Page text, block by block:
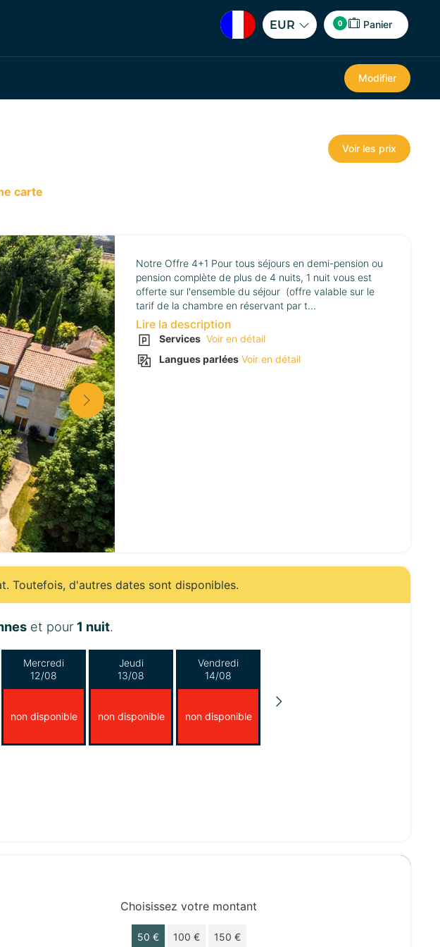
EUR 0 Panier
Modifier
carte
Voir les prix
Notre Offre 4+1 Pour tous séjours en demi-pension ou
pension complète de plus de 4 nuits, 1 nuit vous est
offerte sur l'ensemble du séjour (offre valable sur le
tarif de la chambre en réservant par t...
Lire la description
Services Voir en détail
Langues parlées Voir en détail
Toutefois, d'autres dates sont disponibles.
et pour 1 nuit.
Mercredi
12/08
non disponible
Jeudi
13/08
non disponible
Vendredi
14/08
non disponible
Choisissez votre montant
50 € 100 € 150 €